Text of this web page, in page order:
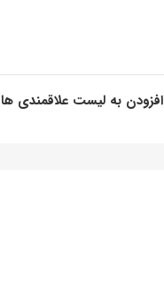
افزودن به لیست علاقمندی ها